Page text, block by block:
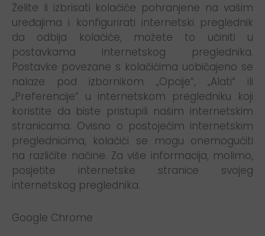
Želite li izbrisati kolačiće pohranjene na vašim
uređajima i konfigurirati internetski preglednik
da odbija kolačiće, možete to učiniti u
postavkama internetskog preglednika.
Postavke povezane s kolačićima uobičajeno se
nalaze pod izbornikom „Opcije“, „Alati“ ili
„Preferencije“ u internetskom pregledniku koji
koristite da biste pristupili našim internetskim
stranicama. Ovisno o postojećim internetskim
preglednicima, kolačići se mogu onemogućiti
na različite načine. Za više informacija, molimo,
posjetite internetske stranice svojeg
internetskog preglednika.
Google Chrome